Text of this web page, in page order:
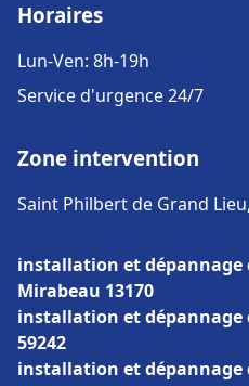
Horaires
Lun-Ven: 8h-19h
Service d'urgence 24/7
Zone intervention
Saint Philbert de Grand
installation et dépannage
Mirabeau 13170
installation et dépannage
59242
installation et dépannage